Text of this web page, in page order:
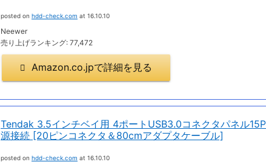
posted on hdd-check.com at 16.10.10
Neewer
売り上げランキング: 77,472
Amazon.co.jpで詳細を見る
Tendak 3.5インチベイ用 4ポートUSB3.0コネクタパネル
源接続 [20ピンコネクタ＆80cmアダプタケーブル]
posted on hdd-check.com at 16.10.10